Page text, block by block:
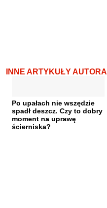
INNE ARTYKUŁY AUTORA
Po upałach nie wszędzie
spadł deszcz. Czy to dobry
moment na uprawę
ścierniska?